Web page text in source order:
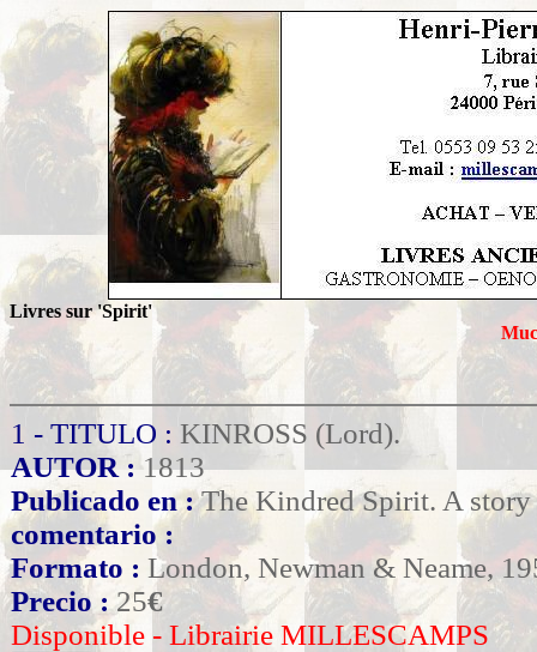
Livres sur 'Spirit'
1 - TITULO : KINROSS (Lord).
AUTOR : 1813
Publicado en :The Kindred Spirit. A
comentario :
Formato : London, Newman & Neame,
Precio : 25€
Disponible - Librairie MILLESCAMPS